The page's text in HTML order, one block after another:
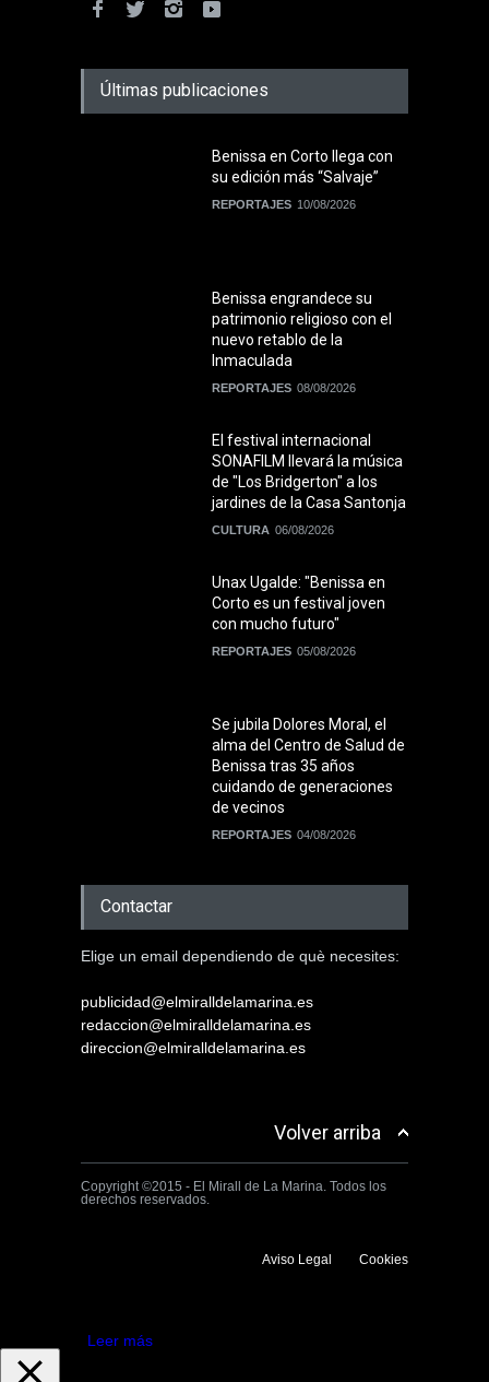
Últimas publicaciones
Benissa en Corto llega con
su edición más “Salvaje”
REPORTAJES 10/08/2026
Benissa engrandece su
patrimonio religioso con el
nuevo retablo de la
Inmaculada
REPORTAJES 08/08/2026
El festival internacional
SONAFILM llevará la música
de "Los Bridgerton" a los
jardines de la Casa Santonja
CULTURA 06/08/2026
Unax Ugalde: "Benissa en
Corto es un festival joven
con mucho futuro"
REPORTAJES 05/08/2026
Se jubila Dolores Moral, el
alma del Centro de Salud de
Benissa tras 35 años
cuidando de generaciones
de vecinos
REPORTAJES 04/08/2026
Contactar
Elige un email dependiendo de què necesites:
publicidad@elmiralldelamarina.es
redaccion@elmiralldelamarina.es
direccion@elmiralldelamarina.es
Volver arriba
Copyright ©2015 - El Mirall de La Marina. Todos los
derechos reservados.
Aviso Legal Cookies
Leer más